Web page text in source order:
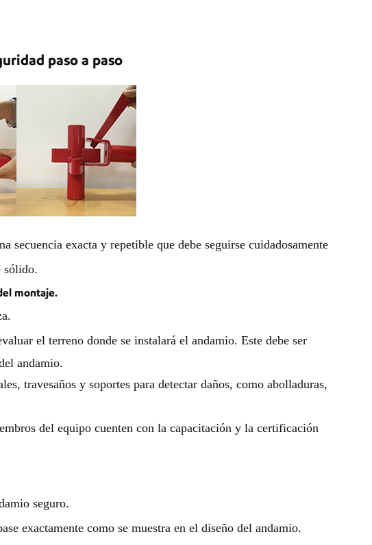
paso a paso
secuencia exacta y repetible que debe seguirse cuidadosamente
sólido.
montaje.
el terreno donde se instalará el andamio. Este debe ser
andamio.
travesaños y soportes para detectar daños, como abolladuras,
del equipo cuenten con la capacitación y la certificación
seguro.
exactamente como se muestra en el diseño del andamio.